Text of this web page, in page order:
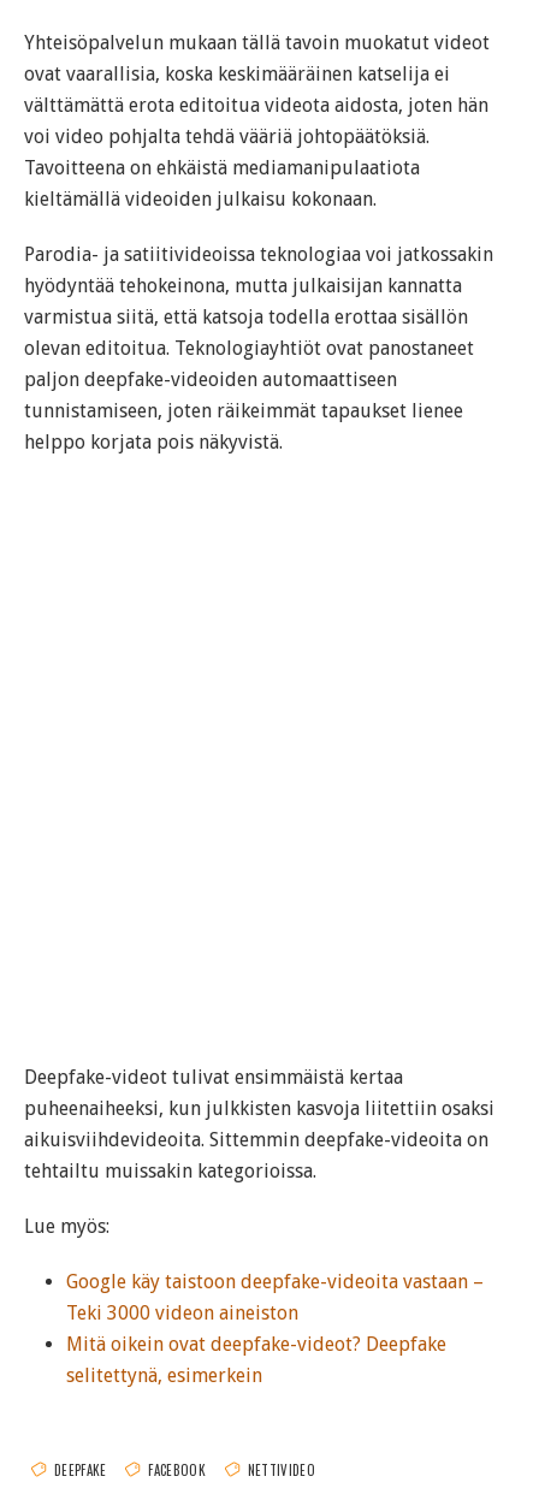
Yhteisöpalvelun mukaan tällä tavoin muokatut videot
ovat vaarallisia, koska keskimääräinen katselija ei
välttämättä erota editoitua videota aidosta, joten hän
voi video pohjalta tehdä vääriä johtopäätöksiä.
Tavoitteena on ehkäistä mediamanipulaatiota
kieltämällä videoiden julkaisu kokonaan.
Parodia- ja satiitivideoissa teknologiaa voi jatkossakin
hyödyntää tehokeinona, mutta julkaisijan kannatta
varmistua siitä, että katsoja todella erottaa sisällön
olevan editoitua. Teknologiayhtiöt ovat panostaneet
paljon deepfake-videoiden automaattiseen
tunnistamiseen, joten räikeimmät tapaukset lienee
helppo korjata pois näkyvistä.
Deepfake-videot tulivat ensimmäistä kertaa
puheenaiheeksi, kun julkkisten kasvoja liitettiin osaksi
aikuisviihdevideoita. Sittemmin deepfake-videoita on
tehtailtu muissakin kategorioissa.
Lue myös:
Google käy taistoon deepfake-videoita vastaan –
Teki 3000 videon aineiston
Mitä oikein ovat deepfake-videot? Deepfake
selitettynä, esimerkein
DEEPFAKE FACEBOOK NETTIVIDEO